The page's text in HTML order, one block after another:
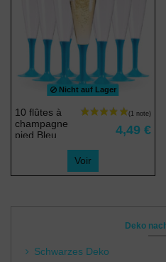
Nicht auf Lager
10 flûtes à
champagne
pied Bleu
4,49 €
Voir
Deko
Schwarzes Deko